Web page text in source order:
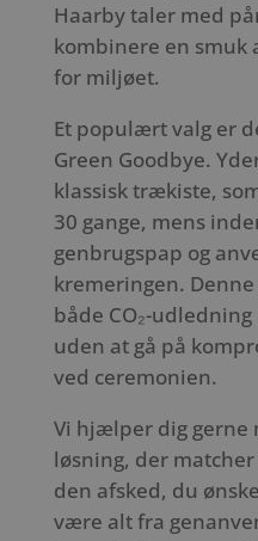
Haarby taler med
kombinere en smuk
for miljøet.
Et populært valg er
Green Goodbye.
klassisk trækiste,
30 gange, mens
genbrugspap og
kremeringen.
både CO₂-
uden at gå på
ved ceremonien.
Vi hjælper dig gerne
løsning, der
den afsked, du
være alt fra